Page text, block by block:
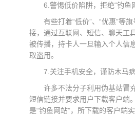
6.警惕低价陷阱，拒绝“钓鱼
有些打着“低价”、“优惠”等
接，通过互联网、短信、聊天工
被传播，持卡人一旦输入个人信
取盗用。
7.关注手机安全，谨防木马
许多不法分子利用伪基站冒
短信链接并要求用户下载客户端
是“钓鱼网站”，所下载的客户端